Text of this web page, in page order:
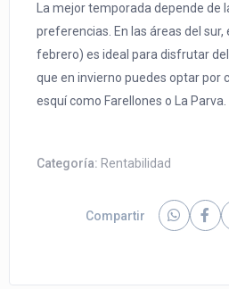
La mejor temporada depende de
preferencias. En las áreas del
febrero) es ideal para disfrutar
que en invierno puedes optar por
esquí como Farellones o La Parva.
Categoría: Rentabilidad
Compartir